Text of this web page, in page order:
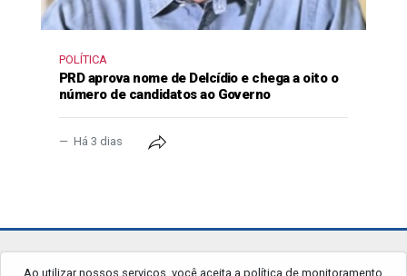
POLÍTICA
PRD aprova nome de Delcídio e chega a oito o
número de candidatos ao Governo
Há 3 dias
Ao utilizar nossos serviços, você aceita a política de monitoramento
jornalgrandourados.com.br